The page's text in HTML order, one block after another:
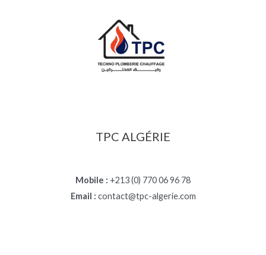
TPC ALGÉRIE
Mobile : +213 (0) 770 06 96 78
Email : contact@tpc-algerie.com